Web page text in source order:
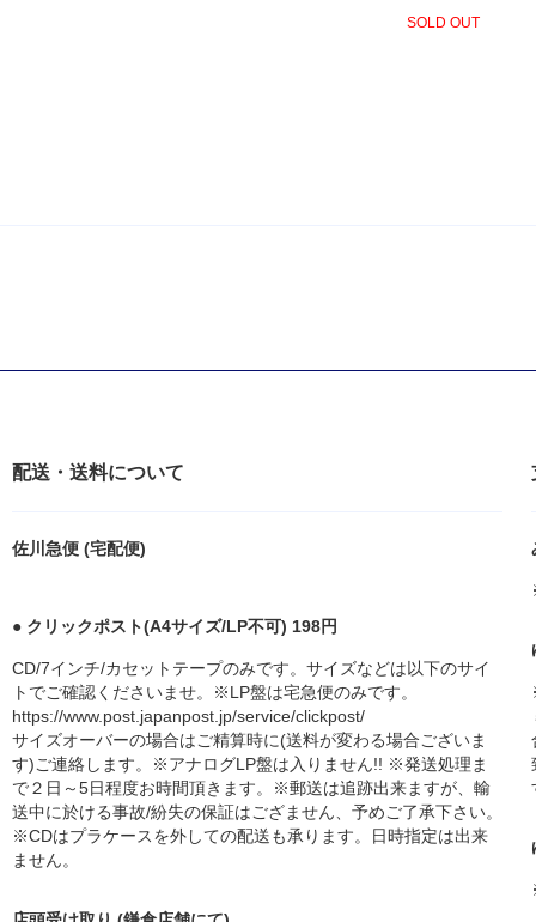
SOLD OUT
配送・送料について
佐川急便 (宅配便)
● クリックポスト(A4サイズ/LP不可) 198円
CD/7インチ/カセットテープのみです。サイズなどは以下のサイ
トでご確認くださいませ。※LP盤は宅急便のみです。
https://www.post.japanpost.jp/service/clickpost/
サイズオーバーの場合はご精算時に(送料が変わる場合ございま
す)ご連絡します。※アナログLP盤は入りません!! ※発送処理ま
で２日～5日程度お時間頂きます。※郵送は追跡出来ますが、輸
送中に於ける事故/紛失の保証はござません、予めご了承下さい。
※CDはプラケースを外しての配送も承ります。日時指定は出来
ません。